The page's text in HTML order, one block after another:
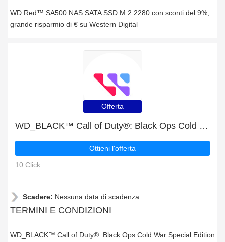
WD Red™ SA500 NAS SATA SSD M.2 2280 con sconti del 9%,
grande risparmio di € su Western Digital
Offerta
WD_BLACK™ Call of Duty®: Black Ops Cold War Special Edition P10 Game Drive in saldo, valido online
Ottieni l'offerta
10 Click
Scadere: Nessuna data di scadenza
TERMINI E CONDIZIONI
WD_BLACK™ Call of Duty®: Black Ops Cold War Special Edition